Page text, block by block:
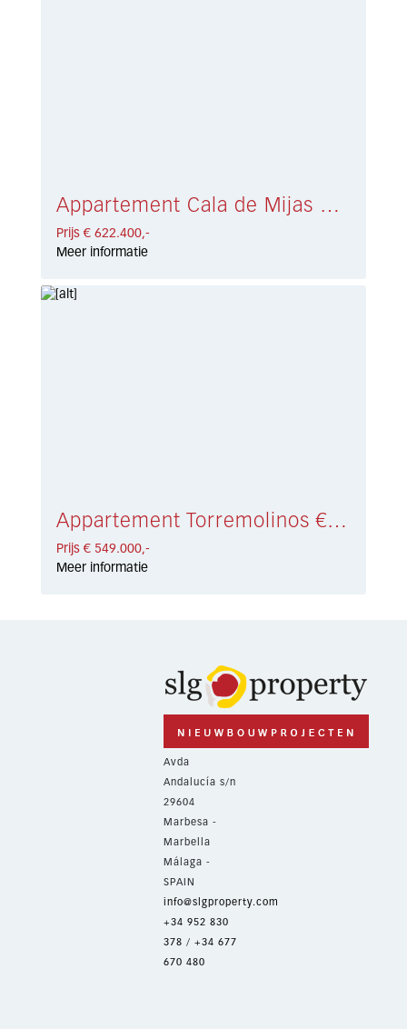
Appartement Cala de Mijas € 622.400,-
Prijs € 622.400,-
Meer informatie
Appartement Torremolinos € 549.000,-
Prijs € 549.000,-
Meer informatie
Avda
Andalucía s/n
29604
Marbesa -
Marbella
Málaga -
SPAIN
info@slgproperty.com
+34 952 830
378 / +34 677
670 480